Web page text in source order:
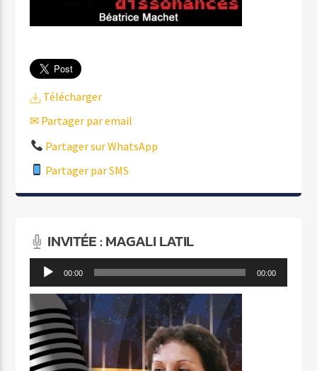
Télécharger
✉ Partager par email
Partager sur WhatsApp
Partager par SMS
INVITÉE : MAGALI LATIL
Lecteur 00:00 00:00